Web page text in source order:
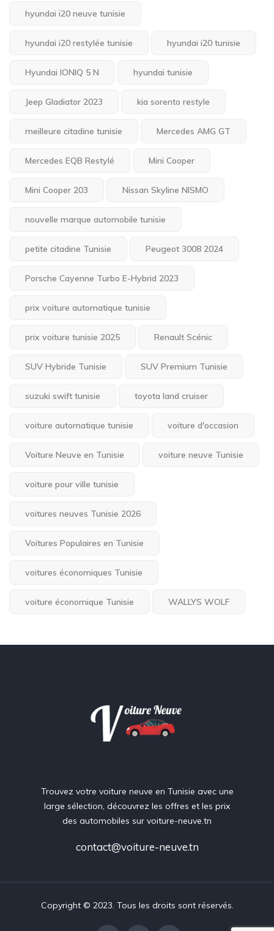
hyundai i20 neuve tunisie
hyundai i20 restylée tunisie hyundai i20 tunisie
Hyundai IONIQ 5 N hyundai tunisie
Jeep Gladiator 2023 kia sorento restyle
meilleure citadine tunisie Mercedes AMG GT
Mercedes EQB Restylé Mini Cooper
Mini Cooper 203 Nissan Skyline NISMO
nouvelle marque automobile tunisie
petite citadine Tunisie Peugeot 3008 2024
Porsche Cayenne Turbo E-Hybrid 2023
prix voiture automatique tunisie
prix voiture tunisie 2025 Renault Scénic
SUV Hybride Tunisie SUV Premium Tunisie
suzuki swift tunisie toyota land cruiser
voiture automatique tunisie voiture d'occasion
Voiture Neuve en Tunisie voiture neuve Tunisie
voiture pour ville tunisie
voitures neuves Tunisie 2026
Voitures Populaires en Tunisie
voitures économiques Tunisie
voiture économique Tunisie WALLYS WOLF
Trouvez votre voiture neuve en Tunisie avec une
large sélection, découvrez les offres et les prix
des automobiles sur voiture-neuve.tn
contact@voiture-neuve.tn
Copyright © 2023. Tous les droits sont réservés.